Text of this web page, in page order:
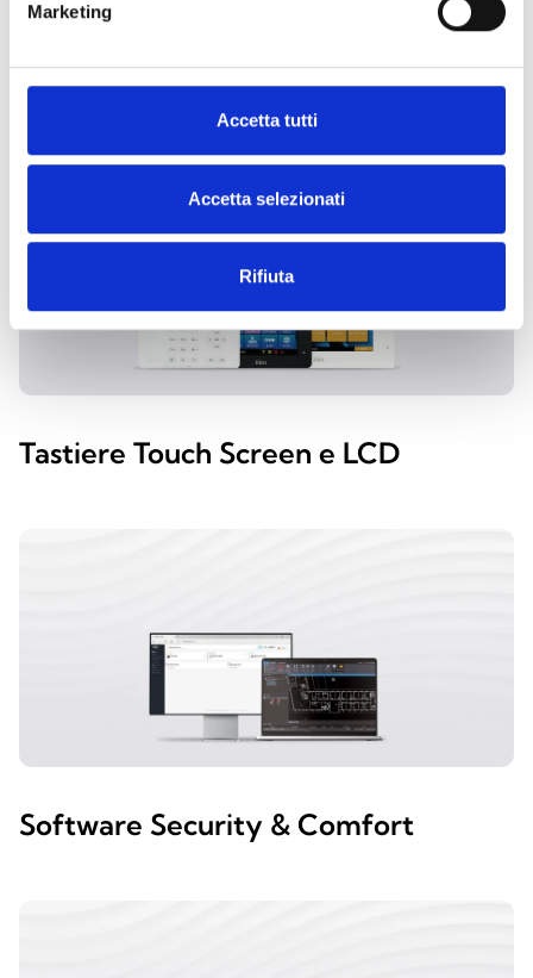
Marketing
Accetta tutti
Accetta selezionati
Rifiuta
ESPLORA LE ALTRE
CATEGORIE
Tastiere Touch Screen e LCD
Software Security & Comfort